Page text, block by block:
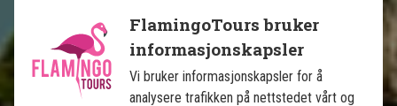
FlamingoTours bruker
informasjonskapsler
Vi bruker informasjonskapsler for å
analysere trafikken på nettstedet vårt og